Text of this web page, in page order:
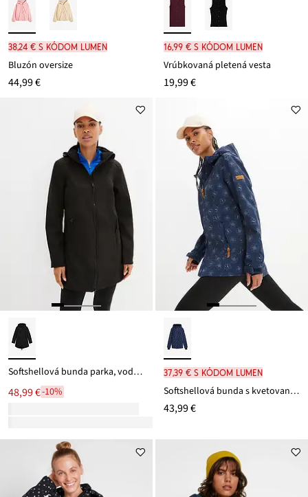
38,24 € s kódom LUMEN
Bluzón oversize
44,99 €
16,99 € s kódom LUMEN
Vrúbkovaná pletená vesta
19,99 €
Softshellová bunda parka, vodu odpudzujúca
48,99 €-10%
37,39 € s kódom LUMEN
Softshellová bunda s kvetovaným vzorom, odolná voči vode
43,99 €